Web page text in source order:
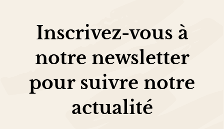
Inscrivez-vous à
notre newsletter
pour suivre notre
actualité